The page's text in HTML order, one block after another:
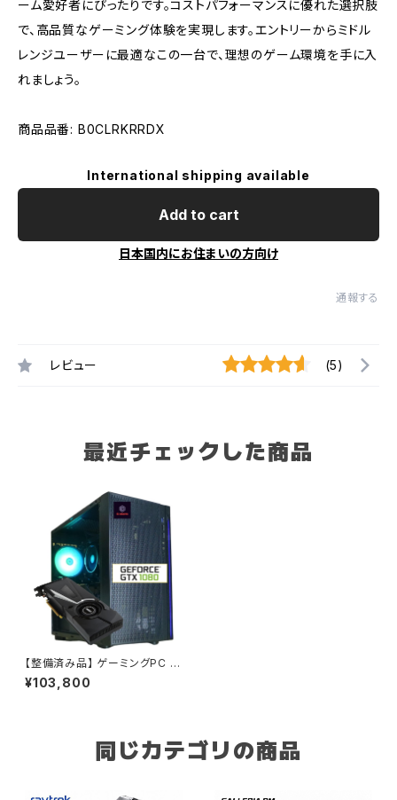
ーム愛好者にぴったりです。コストパフォーマンスに優れた選択肢
で、高品質なゲーミング体験を実現します。エントリーからミドル
レンジユーザーに最適なこの一台で、理想のゲーム環境を手に入
れましょう。
商品品番: B0CLRKRRDX
International shipping available
Add to cart
日本国内にお住まいの方向け
通報する
レビュー (5)
最近チェックした商品
【整備済み品】 ゲーミングPC デ
スクトップPC タワー型 G-Stor
mシリーズ AMD Ryzen 5 45
1 エイペックス フォートナイト
B0CLRKRRDX
¥103,800
同じカテゴリの商品